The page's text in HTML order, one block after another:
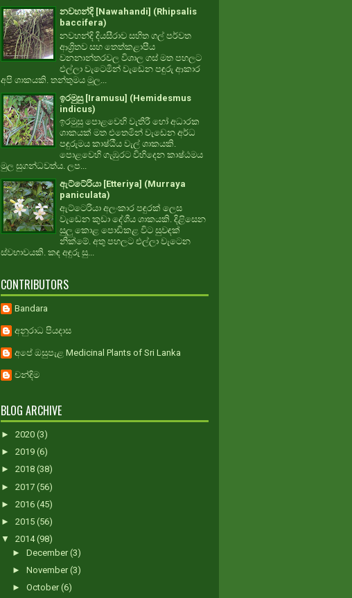
නවහන්දි [Nawahandi] (Rhipsalis
baccifera)
නවහන්දි දියසීරාව සහිත ගල් පර්වත
ආශ්‍රිතව සහ තෙත්කළාපීය
වනනාන්තරවල විශාල ගස් මත පහලට
එල්ලා වැටෙමින් වැඩෙන පඳුරු ආකාර
අපි ශාකයකි. තන්තුමය මූල...
ඉරමුසු [Iramusu] (Hemidesmus
indicus)
ඉරමුසු පොළවෙහි වැතිරී හෝ අධාරක
ශාකයක් මත එතෙමින් වැඩෙන අර්ධ
පඳුරුමය කාෂ්ඨීය වැල් ශාකයකි.
පොළවෙහි ගැඹුරට විහිදෙන කාෂ්ඨමය
මුල සුගන්ධවත්ය. ලප...
ඇට්ටේරියා [Etteriya] (Murraya
paniculata)
ඇට්ටෙරියා අලංකාර පඳුරක් ලෙස
වැඩෙන කුඩා දේශීය ශාකයකි. දිළිසෙන
සුලු කොළ පොඩිකළ විට සුවඳක්
නික්මේ. අතු පහලට එල්ලා වැටෙන
ස්වභාවයකි. කඳ අඳුරු සු...
CONTRIBUTORS
Bandara
අනුරාධ පියදාස
අපේ ඔසුපැළ Medicinal Plants of Sri Lanka
චන්දිම
BLOG ARCHIVE
► 2020 (3)
► 2019 (6)
► 2018 (38)
► 2017 (56)
► 2016 (45)
► 2015 (56)
▼ 2014(98)
► December(3)
► November(3)
► October(6)